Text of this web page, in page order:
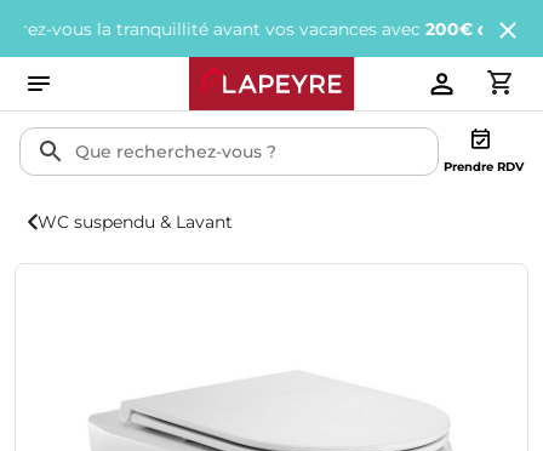
la tranquillité avant vos vacances avec200€ offertstous
Prendre RDV
WC suspendu & Lavant